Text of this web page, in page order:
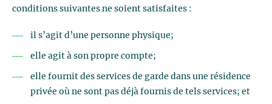
conditions suivantes ne soient satisfaites :
il s’agit d’une personne physique;
elle agit à son propre compte;
elle fournit des services de garde dans une résidence
privée où ne sont pas déjà fournis de tels services; et